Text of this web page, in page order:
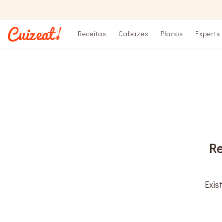
Receitas Cabazes Planos Experts